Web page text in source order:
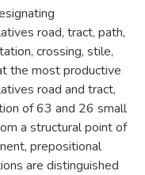
road, tract, path,
crossing, stile,
the most productive
road and tract,
of 63 and 26 small
a structural point of
prepositional
are distinguished